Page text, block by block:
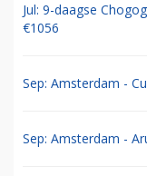
Jul: 9-daagse
€1056
Sep: Amsterdam -
Sep: Amsterdam -